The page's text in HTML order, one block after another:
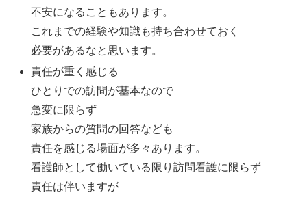
不安になることもあります。
これまでの経験や知識も持ち合わせておく
必要があるなと思います。
責任が重く感じる
ひとりでの訪問が基本なので
急変に限らず
家族からの質問の回答なども
責任を感じる場面が多々あります。
看護師として働いている限り訪問看護に限らず
責任は伴いますが